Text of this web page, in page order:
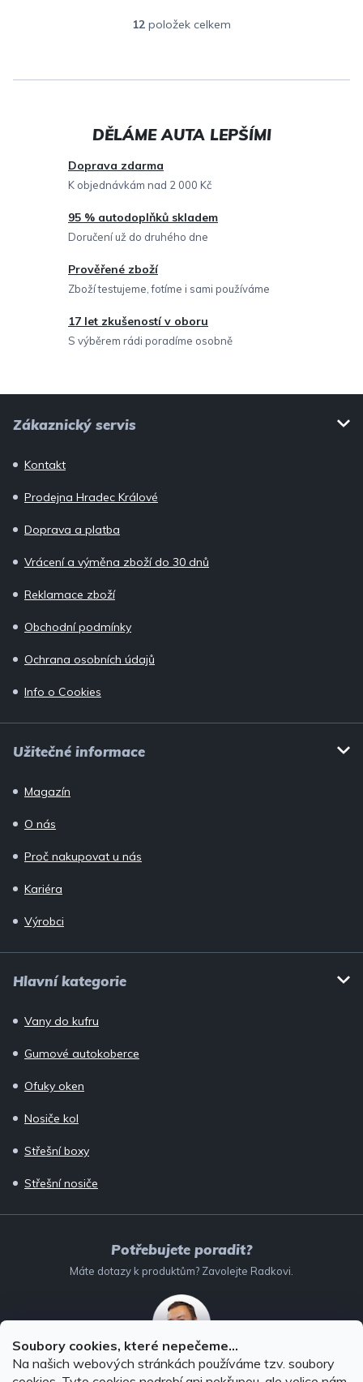
Soubory cookies, které nepečeme...
Na našich webových stránkách používáme tzv. soubory
O
l
a
í
p
r
y
v
ý
12 položek celkem
Doprava zdarma
K objednávkám nad 2 000 Kč
95 % autodoplňků skladem
Doručení už do druhého dne
Prověřené zboží
Zboží testujeme, fotíme i sami používáme
17 let zkušeností v oboru
S výběrem rádi poradíme osobně
Zákaznický servis
Kontakt
Prodejna Hradec Králové
Doprava a platba
Vrácení a výměna zboží do 30 dnů
Reklamace zboží
Obchodní podmínky
Ochrana osobních údajů
Info o Cookies
Užitečné informace
Magazín
O nás
Proč nakupovat u nás
Kariéra
Výrobci
Hlavní kategorie
Vany do kufru
Gumové autokoberce
Ofuky oken
Nosiče kol
Střešní boxy
Střešní nosiče
Potřebujete poradit?
Máte dotazy k produktům? Zavolejte Radkovi.
732 147 896 (Po–Pá: 8–16:00)